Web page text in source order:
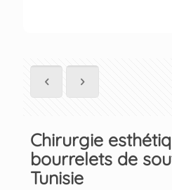
Chirurgie
bourrelets de
Tunisie